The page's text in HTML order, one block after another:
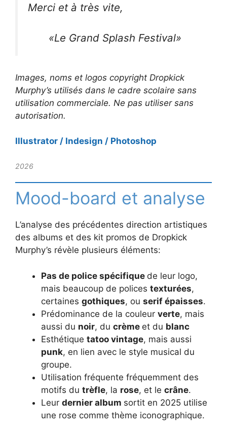
Merci et à très vite,
«Le Grand Splash Festival»
Images, noms et logos copyright Dropkick
Murphy’s utilisés dans le cadre scolaire sans
utilisation commerciale. Ne pas utiliser sans
autorisation.
Illustrator / Indesign / Photoshop
2026
Mood-board et analyse
L’analyse des précédentes direction artistiques
des albums et des kit promos de Dropkick
Murphy’s révèle plusieurs éléments:
Pas de police spécifique de leur logo,
mais beaucoup de polices texturées,
certaines gothiques, ou serif épaisses.
Prédominance de la couleur verte, mais
aussi du noir, du crème et du blanc
Esthétique tatoo vintage, mais aussi
punk, en lien avec le style musical du
groupe.
Utilisation fréquente fréquemment des
motifs du trèfle, la rose, et le crâne.
Leur dernier album sortit en 2025 utilise
une rose comme thème iconographique.